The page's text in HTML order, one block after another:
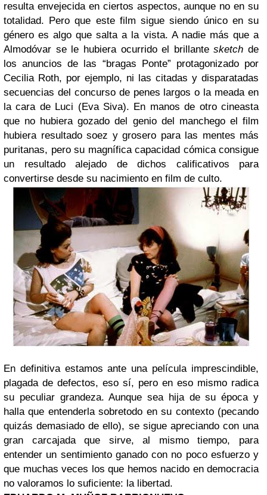
resulta envejecida en ciertos aspectos, aunque no en su
totalidad. Pero que este film sigue siendo único en su
género es algo que salta a la vista. A nadie más que a
Almodóvar se le hubiera ocurrido el brillantesketch de
los anuncios de las “bragas Ponte” protagonizado por
Cecilia Roth, por ejemplo, ni las citadas y disparatadas
secuencias del concurso de penes largos o la meada en
la cara de Luci (Eva Siva). En manos de otro cineasta
que no hubiera gozado del genio del manchego el film
hubiera resultado soez y grosero para las mentes más
puritanas, pero su magnífica capacidad cómica consigue
un resultado alejado de dichos calificativos para
convertirse desde su nacimiento en film de culto.
En definitiva estamos ante una película imprescindible,
plagada de defectos, eso sí, pero en eso mismo radica
su peculiar grandeza. Aunque sea hija de su época y
halla que entenderla sobretodo en su contexto (pecando
quizás demasiado de ello), se sigue apreciando con una
gran carcajada que sirve, al mismo tiempo, para
entender un sentimiento ganado con no poco esfuerzo y
que muchas veces los que hemos nacido en democracia
no valoramos lo suficiente: la libertad.